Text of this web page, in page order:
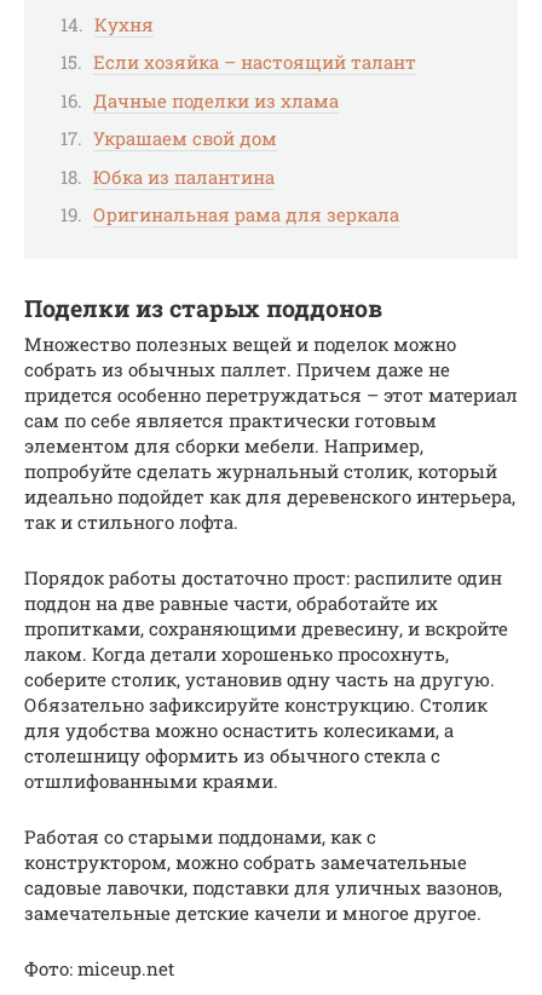
Кухня
Если хозяйка – настоящий талант
Дачные поделки из хлама
Украшаем свой дом
Юбка из палантина
Оригинальная рама для зеркала
Поделки из старых поддонов
Множество полезных вещей и поделок можно
собрать из обычных паллет. Причем даже не
придется особенно перетруждаться – этот материал
сам по себе является практически готовым
элементом для сборки мебели. Например,
попробуйте сделать журнальный столик, который
идеально подойдет как для деревенского интерьера,
так и стильного лофта.
Порядок работы достаточно прост: распилите один
поддон на две равные части, обработайте их
пропитками, сохраняющими древесину, и вскройте
лаком. Когда детали хорошенько просохнуть,
соберите столик, установив одну часть на другую.
Обязательно зафиксируйте конструкцию. Столик
для удобства можно оснастить колесиками, а
столешницу оформить из обычного стекла с
отшлифованными краями.
Работая со старыми поддонами, как с
конструктором, можно собрать замечательные
садовые лавочки, подставки для уличных вазонов,
замечательные детские качели и многое другое.
Фото: miceup.net